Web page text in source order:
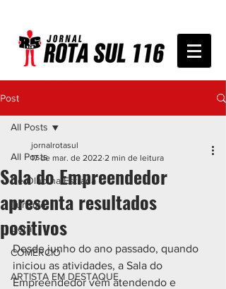
Post
All Posts
De Olho na Estrada
Turismo
Geral
COMÉRCIO
ARTISTA EM DESTAQUE
All Posts
Sala do Empreendedor
apresenta resultados
positivos
jornalrotasul
17 de mar. de 2022 2 min de leitura
Desde junho do ano passado, quando
iniciou as atividades, a Sala do
Empreendedor vem atendendo e